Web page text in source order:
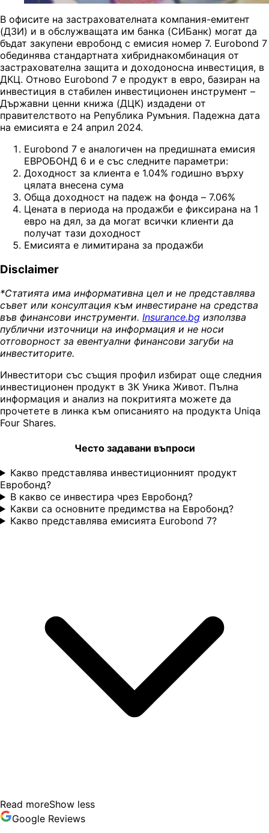
В офисите на застрахователната компания-емитент
(ДЗИ) и в обслужващата им банка (СИБанк) могат да
бъдат закупени евробонд с емисия номер 7. Eurobond 7
обединява стандартната хибриднакомбинация от
застрахователна защита и доходоносна инвестиция, в
ДКЦ. Отново Eurobond 7 е продукт в евро, базиран на
инвестиция в стабилен инвестиционен инструмент –
Държавни ценни книжа (ДЦК) издадени от
правителството на Република Румъния. Падежна дата
на емисията е 24 април 2024.
Eurobond 7 е аналогичен на предишната емисия
ЕВРОБОНД 6 и е със следните параметри:
Доходност за клиента е 1.04% годишно върху
цялата внесена сума
Обща доходност на падеж на фонда – 7.06%
Цената в периода на продажби е фиксирана на 1
евро на дял, за да могат всички клиенти да
получат тази доходност
Емисията е лимитирана за продажби
Disclaimer
*Статията има информативна цел и не представлява
съвет или консултация към инвестиране на средства
във финансови инструменти. Insurance.bg използва
публични източници на информация и не носи
отговорност за евентуални финансови загуби на
инвеститорите.
Инвеститори със същия профил избират още следния
инвестиционен продукт в ЗК Уника Живот. Пълна
информация и анализ на покритията можете да
прочетете в линка към описаниято на продукта Uniqa
Four Shares.
Често задавани въпроси
Какво представлява инвестиционният продукт
Евробонд?
В какво се инвестира чрез Евробонд?
Какви са основните предимства на Евробонд?
Какво представлява емисията Eurobond 7?
Read moreShow less
Google Reviews